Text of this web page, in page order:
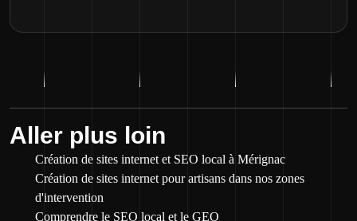
Aller plus loin
Création de sites internet et SEO local à Mérignac
Création de sites internet pour artisans dans nos zones
d'intervention
Comprendre le SEO local et le GEO